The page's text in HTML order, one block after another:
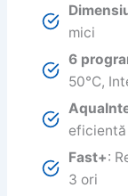
mici
6
50°C,
Fast+:
3 ori